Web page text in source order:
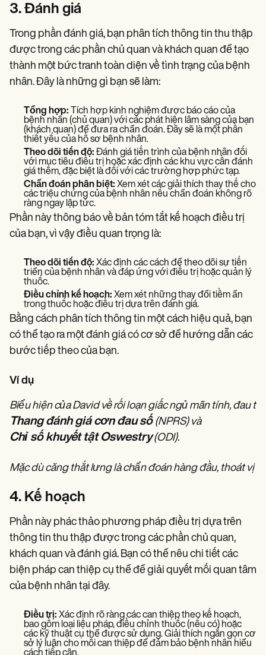
3. Đánh giá
Trong phần đánh giá, bạn phân tích thông tin thu thập
được trong các phần chủ quan và khách quan để tạo
thành một bức tranh toàn diện về tình trạng của bệnh
nhân. Đây là những gì bạn sẽ làm:
Tổng hợp: Tích hợp kinh nghiệm được báo cáo của
bệnh nhân (chủ quan) với các phát hiện lâm sàng của bạn
(khách quan) để đưa ra chẩn đoán. Đây sẽ là một phần
thiết yếu của hồ sơ bệnh nhân.
Theo dõi tiến độ: Đánh giá tiến trình của bệnh nhân đối
với mục tiêu điều trị hoặc xác định các khu vực cần đánh
giá thêm, đặc biệt là đối với các trường hợp phức tạp.
Chẩn đoán phân biệt: Xem xét các giải thích thay thế cho
các triệu chứng của bệnh nhân nếu chẩn đoán không rõ
ràng ngay lập tức.
Phần này thông báo về bản tóm tắt kế hoạch điều trị
của bạn, vì vậy điều quan trọng là:
Theo dõi tiến độ: Xác định các cách để theo dõi sự tiến
triển của bệnh nhân và đáp ứng với điều trị hoặc quản lý
thuốc.
Điều chỉnh kế hoạch: Xem xét những thay đổi tiềm ẩn
trong thuốc hoặc điều trị dựa trên đánh giá.
Bằng cách phân tích thông tin một cách hiệu quả, bạn
có thể tạo ra một đánh giá có cơ sở để hướng dẫn các
bước tiếp theo của bạn.
Ví dụ
Biểu hiện của David về rối loạn giấc ngủ mãn tính, đau
Thang đánh giá cơn đau số (NPRS) và
Chỉ số khuyết tật Oswestry(ODI).
Mặc dù căng thắt lưng là chẩn đoán hàng đầu, thoát vị
4. Kế hoạch
Phần này phác thảo phương pháp điều trị dựa trên
thông tin thu thập được trong các phần chủ quan,
khách quan và đánh giá. Bạn có thể nêu chi tiết các
biện pháp can thiệp cụ thể để giải quyết mối quan tâm
của bệnh nhân tại đây.
Điều trị: Xác định rõ ràng các can thiệp theo kế hoạch,
bao gồm loại liệu pháp, điều chỉnh thuốc (nếu có) hoặc
các kỹ thuật cụ thể được sử dụng. Giải thích ngắn gọn cơ
sở lý luận cho mỗi can thiệp để đảm bảo bệnh nhân hiểu